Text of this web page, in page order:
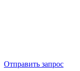
Отправить запрос